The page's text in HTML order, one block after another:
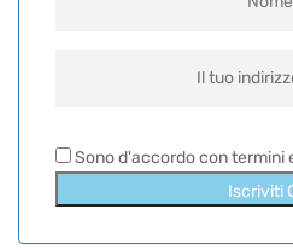
Sono d'accordo con termini
Iscriviti